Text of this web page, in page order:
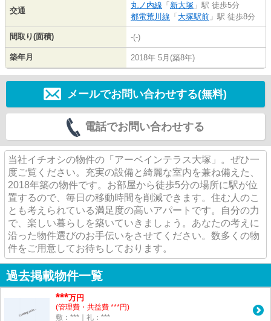
交通
丸ノ内線 「 新大塚 」駅 徒歩5分
都電荒川線 「 大塚駅前 」駅 徒歩8分
間取り(面積) -(-)
築年月 2018年 5月(築8年)
メールでお問い合わせする(無料)
電話でお問い合わせする
当社イチオシの物件の「アーベインテラス大塚」。ぜひ一
度ご覧ください。充実の設備と綺麗な室内を兼ね備えた、
2018年築の物件です。お部屋から徒歩5分の場所に駅が位
置するので、毎日の移動時間を削減できます。住む人のこ
とも考えられている満足度の高いアパートです。自分の力
で、楽しい暮らしを築いていきましょう。あなたの考えに
沿った物件選びのお手伝いをさせてください。数多くの物
件をご用意してお待ちしております。
過去掲載物件一覧
***万円
(管理費・共益費 ***円)
敷：***｜礼：***